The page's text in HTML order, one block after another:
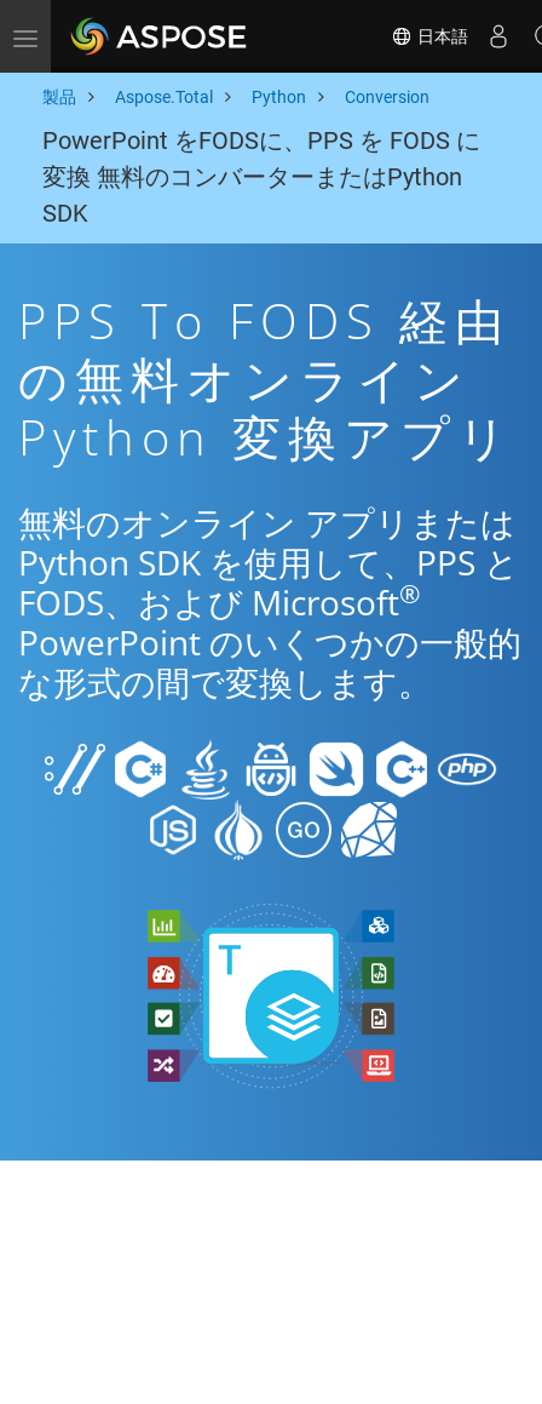
Toggle navigation 日本語
製品 Aspose.Total Python Conversion
PowerPoint をFODSに、PPS を FODS に
変換 無料のコンバーターまたはPython
SDK
PPS To FODS 経由
の無料オンライン
Python 変換アプリ
無料のオンライン アプリまたは
Python SDK を使用して、PPS と
FODS、および Microsoft®
PowerPoint のいくつかの一般的
な形式の間で変換します。